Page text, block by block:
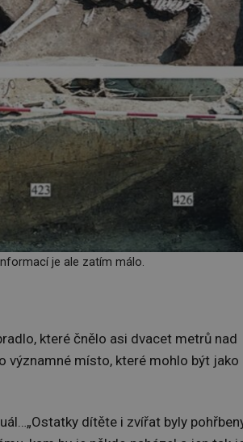
je ale zatím málo.
které čnělo asi dvacet metrů nad
významné místo, které mohlo být jako
dítěte i zvířat byly